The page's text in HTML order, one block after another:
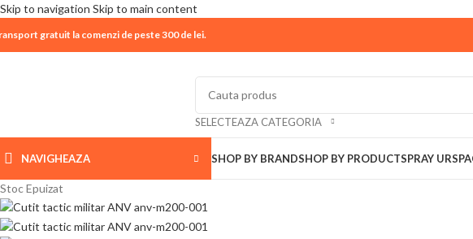
Skip to navigation Skip to main content
| 📦 Program livrari|In perioada11 August - 18 August,magazinul
gratuit la comenzi de peste 300 de lei.
SELECTEAZA CATEGORIA
NAVIGHEAZA SHOP BY BRANDSHOP BY PRODUCTSPRAY URS
Stoc Epuizat